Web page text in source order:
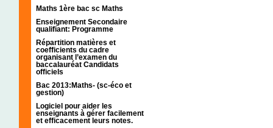
Maths 1ère bac sc Maths
Enseignement Secondaire
qualifiant: Programme
Répartition matières et
coefficients du cadre
organisant l’examen du
baccalauréat Candidats
officiels
Bac 2013:Maths- (sc-éco et
gestion)
Logiciel pour aider les
enseignants à gérer facilement
et efficacement leurs notes.